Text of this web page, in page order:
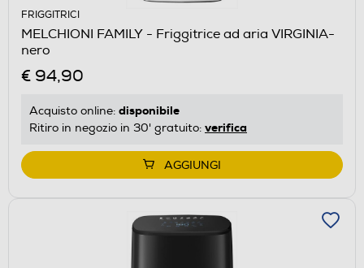
FRIGGITRICI
MELCHIONI FAMILY - Friggitrice ad aria VIRGINIA-
nero
€ 94,90
Acquisto online: disponibile
Ritiro in negozio in 30' gratuito: verifica
AGGIUNGI